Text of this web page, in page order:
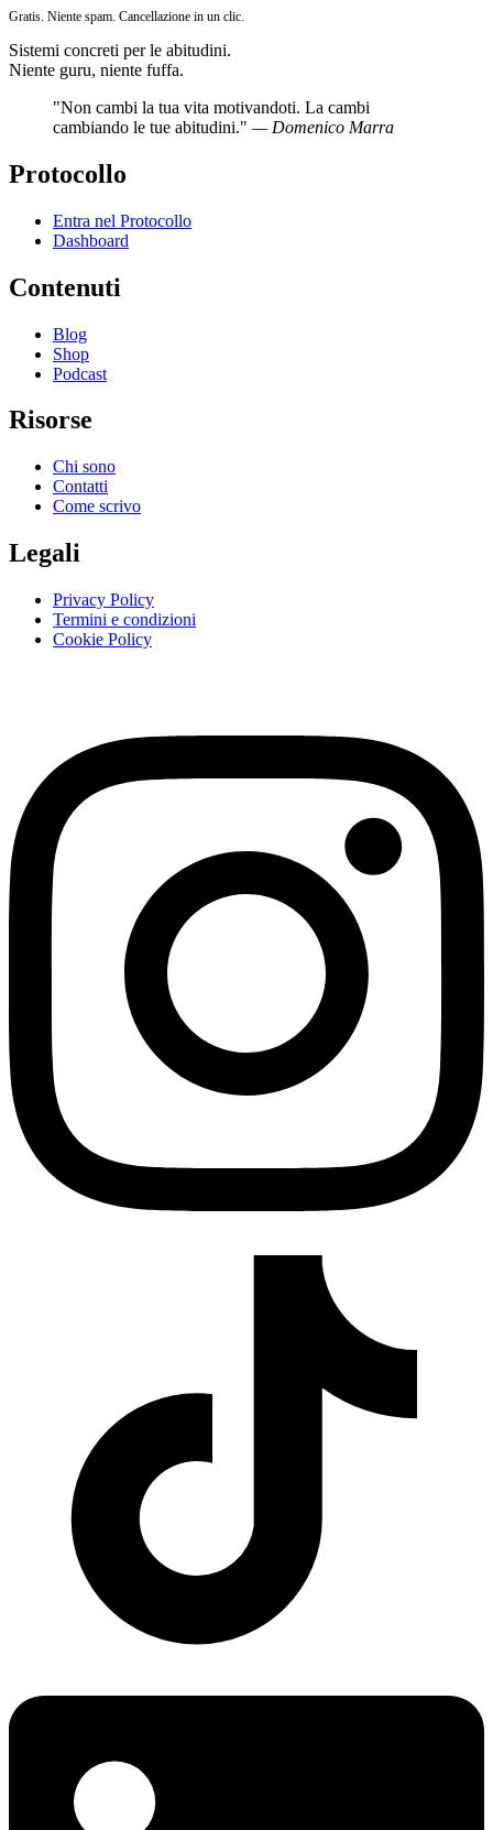
Gratis. Niente spam. Cancellazione in un clic.
Sistemi concreti per le abitudini.
Niente guru, niente fuffa.
"Non cambi la tua vita motivandoti. La cambi
cambiando le tue abitudini." — Domenico Marra
Protocollo
Entra nel Protocollo
Dashboard
Contenuti
Blog
Shop
Podcast
Risorse
Chi sono
Contatti
Come scrivo
Legali
Privacy Policy
Termini e condizioni
Cookie Policy